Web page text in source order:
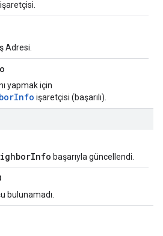
Adresi.
yapmak için
işaretçisi (başarılı).
başarıyla güncellendi.
bulunamadı.